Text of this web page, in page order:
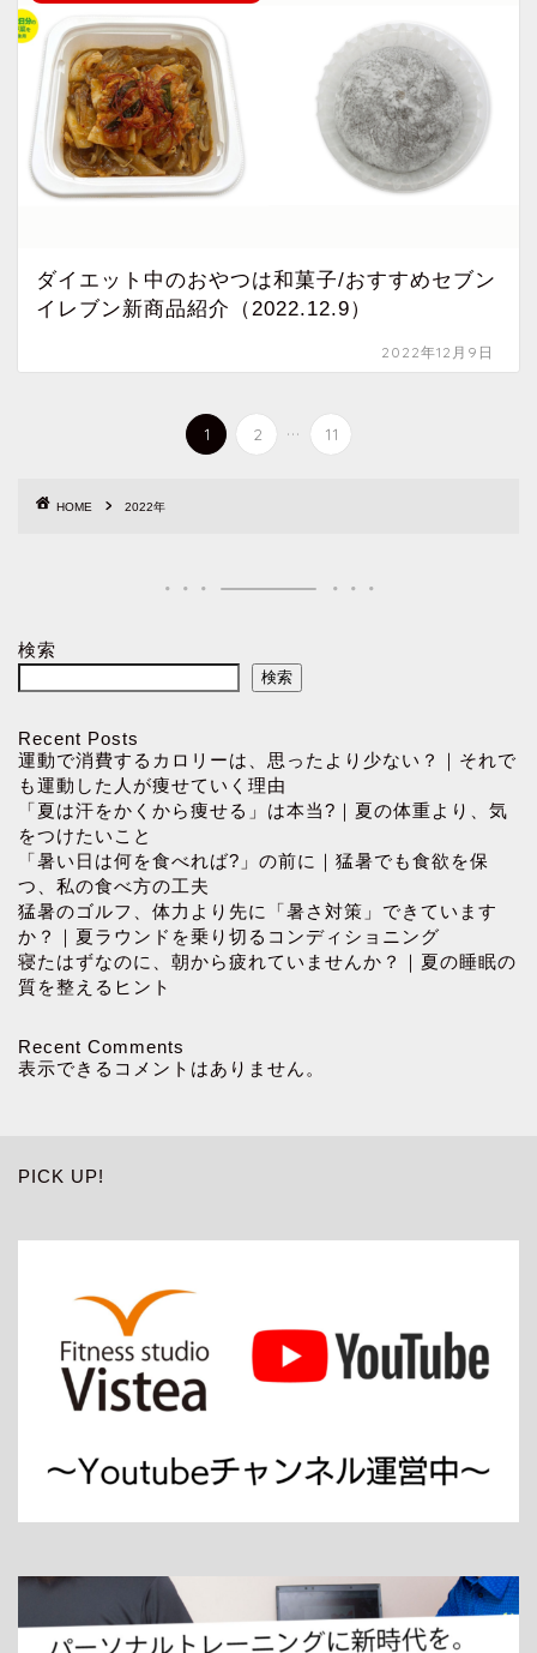
ダイエット中のおやつは和菓子/おすすめセブン
イレブン新商品紹介（2022.12.9）
2022年12月9日
1 2 ... 11
HOME 2022年
検索
検索
Recent Posts
運動で消費するカロリーは、思ったより少ない？｜それで
も運動した人が痩せていく理由
「夏は汗をかくから痩せる」は本当?｜夏の体重より、気
をつけたいこと
「暑い日は何を食べれば?」の前に｜猛暑でも食欲を保
つ、私の食べ方の工夫
猛暑のゴルフ、体力より先に「暑さ対策」できています
か？｜夏ラウンドを乗り切るコンディショニング
寝たはずなのに、朝から疲れていませんか？｜夏の睡眠の
質を整えるヒント
Recent Comments
表示できるコメントはありません。
PICK UP!